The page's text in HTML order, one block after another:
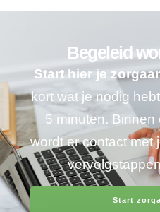
Begeleid
Start hier je
kort wat je nodig
5 minuten.
wordt er contact met
Start